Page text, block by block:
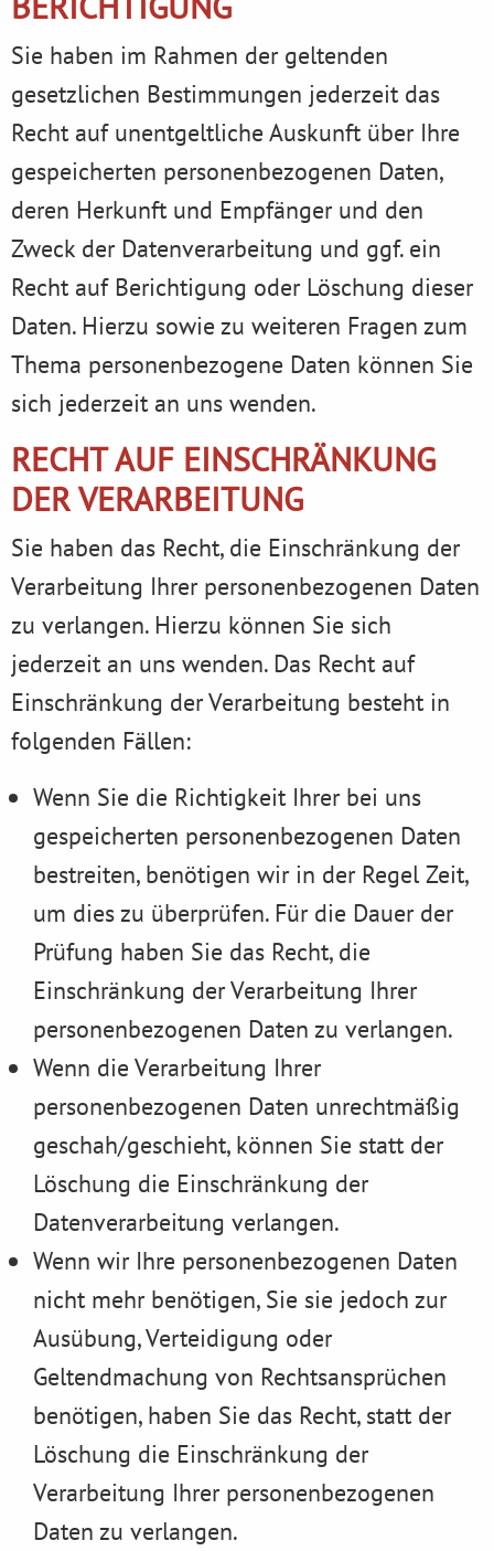
Sie haben im Rahmen der geltenden
gesetzlichen Bestimmungen jederzeit das
Recht auf unentgeltliche Auskunft über Ihre
gespeicherten personenbezogenen Daten,
deren Herkunft und Empfänger und den
Zweck der Datenverarbeitung und ggf. ein
Recht auf Berichtigung oder Löschung dieser
Daten. Hierzu sowie zu weiteren Fragen zum
Thema personenbezogene Daten können Sie
sich jederzeit an uns wenden.
RECHT AUF EINSCHRÄNKUNG
DER VERARBEITUNG
Sie haben das Recht, die Einschränkung der
Verarbeitung Ihrer personenbezogenen Daten
zu verlangen. Hierzu können Sie sich
jederzeit an uns wenden. Das Recht auf
Einschränkung der Verarbeitung besteht in
folgenden Fällen:
Wenn Sie die Richtigkeit Ihrer bei uns
gespeicherten personenbezogenen Daten
bestreiten, benötigen wir in der Regel Zeit,
um dies zu überprüfen. Für die Dauer der
Prüfung haben Sie das Recht, die
Einschränkung der Verarbeitung Ihrer
personenbezogenen Daten zu verlangen.
Wenn die Verarbeitung Ihrer
personenbezogenen Daten unrechtmäßig
geschah/geschieht, können Sie statt der
Löschung die Einschränkung der
Datenverarbeitung verlangen.
Wenn wir Ihre personenbezogenen Daten
nicht mehr benötigen, Sie sie jedoch zur
Ausübung, Verteidigung oder
Geltendmachung von Rechtsansprüchen
benötigen, haben Sie das Recht, statt der
Löschung die Einschränkung der
Verarbeitung Ihrer personenbezogenen
Daten zu verlangen.